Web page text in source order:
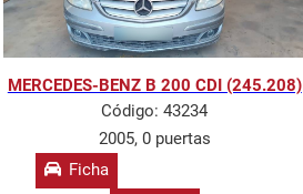
MERCEDES-BENZ B 200 CDI (245.208)
Código:43234
2005, 0 puertas
Ficha